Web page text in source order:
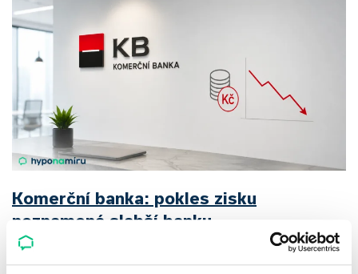
Komerční banka: pokles zisku
neznamená slabší banku